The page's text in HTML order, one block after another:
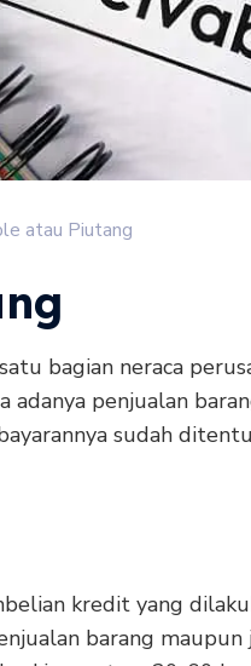
atau Piutang
bagian neraca
adanya penjualan
sudah
kredit yang
barang maupun